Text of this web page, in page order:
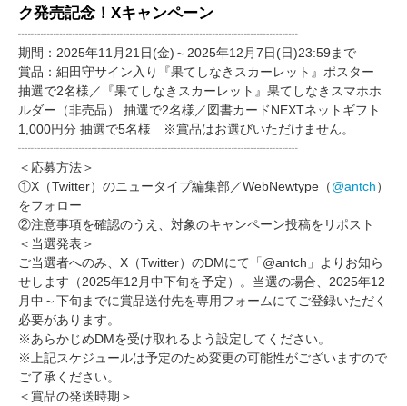
ク発売記念！Xキャンペーン
┈┈┈┈┈┈┈┈┈┈┈┈┈┈┈┈┈┈┈┈┈┈
期間：2025年11月21日(金)～2025年12月7日(日)23:59まで
賞品：細田守サイン入り『果てしなきスカーレット』ポスター
抽選で2名様／『果てしなきスカーレット』果てしなきスマホホ
ルダー（非売品） 抽選で2名様／図書カードNEXTネットギフト
1,000円分 抽選で5名様 ※賞品はお選びいただけません。
┈┈┈┈┈┈┈┈┈┈┈┈┈┈┈┈┈┈┈┈┈┈
＜応募方法＞
①X（Twitter）のニュータイプ編集部／WebNewtype（@antch）
をフォロー
②注意事項を確認のうえ、対象のキャンペーン投稿をリポスト
＜当選発表＞
ご当選者へのみ、X（Twitter）のDMにて「@antch」よりお知ら
せします（2025年12月中下旬を予定）。当選の場合、2025年12
月中～下旬までに賞品送付先を専用フォームにてご登録いただく
必要があります。
※あらかじめDMを受け取れるよう設定してください。
※上記スケジュールは予定のため変更の可能性がございますので
ご了承ください。
＜賞品の発送時期＞